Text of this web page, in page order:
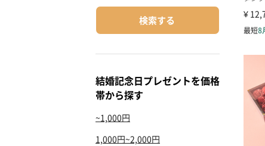
検索する
結婚記念日プレゼントを価格
帯から探す
~1,000円
1,000円~2,000円